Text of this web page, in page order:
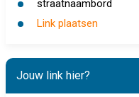
straatnaambord
Link plaatsen
Jouw link hier?